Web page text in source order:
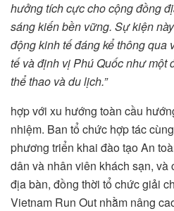
hưởng tích cực cho cộng đồng
sáng kiến bền vững. Sự kiện
động kinh tế đáng kể thông qua
tế và định vị Phú Quốc như một
thể thao và du lịch.”
hợp với xu hướng toàn cầu
nhiệm. Ban tổ chức hợp tác
phương triển khai đào tạo An
dân và nhân viên khách sạn, và
địa bàn, đồng thời tổ chức giải
Vietnam Run Out nhằm nâng